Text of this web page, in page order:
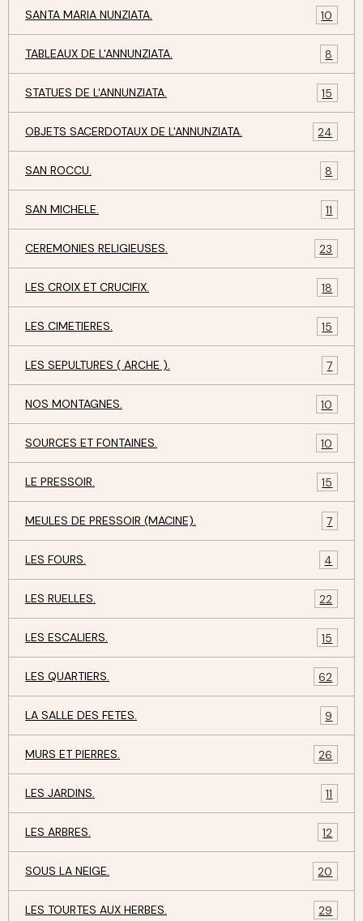
SANTA MARIA NUNZIATA. 10
TABLEAUX DE L'ANNUNZIATA. 8
STATUES DE L'ANNUNZIATA. 15
OBJETS SACERDOTAUX DE L'ANNUNZIATA. 24
SAN ROCCU. 8
SAN MICHELE. 11
CEREMONIES RELIGIEUSES. 23
LES CROIX ET CRUCIFIX. 18
LES CIMETIERES. 15
LES SEPULTURES ( ARCHE ). 7
NOS MONTAGNES. 10
SOURCES ET FONTAINES. 10
LE PRESSOIR. 15
MEULES DE PRESSOIR (MACINE). 7
LES FOURS. 4
LES RUELLES. 22
LES ESCALIERS. 15
LES QUARTIERS. 62
LA SALLE DES FETES. 9
MURS ET PIERRES. 26
LES JARDINS. 11
LES ARBRES. 12
SOUS LA NEIGE. 20
LES TOURTES AUX HERBES. 29